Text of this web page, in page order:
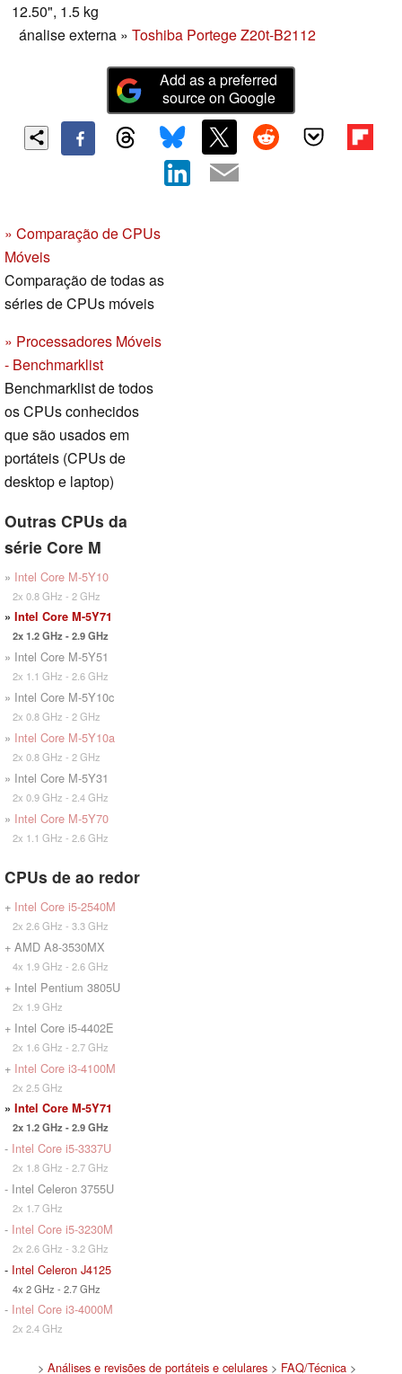
12.50", 1.5 kg
ánalise externa » Toshiba Portege Z20t-B2112
Add as a preferred
source on Google
» Comparação de CPUs
Móveis
Comparação de todas as
séries de CPUs móveis
» Processadores Móveis
- Benchmarklist
Benchmarklist de todos
os CPUs conhecidos
que são usados em
portáteis (CPUs de
desktop e laptop)
Outras CPUs da
série Core M
» Intel Core M-5Y10
2x 0.8 GHz - 2 GHz
» Intel Core M-5Y71
2x 1.2 GHz - 2.9 GHz
» Intel Core M-5Y51
2x 1.1 GHz - 2.6 GHz
» Intel Core M-5Y10c
2x 0.8 GHz - 2 GHz
» Intel Core M-5Y10a
2x 0.8 GHz - 2 GHz
» Intel Core M-5Y31
2x 0.9 GHz - 2.4 GHz
» Intel Core M-5Y70
2x 1.1 GHz - 2.6 GHz
CPUs de ao redor
+ Intel Core i5-2540M
2x 2.6 GHz - 3.3 GHz
+ AMD A8-3530MX
4x 1.9 GHz - 2.6 GHz
+ Intel Pentium 3805U
2x 1.9 GHz
+ Intel Core i5-4402E
2x 1.6 GHz - 2.7 GHz
+ Intel Core i3-4100M
2x 2.5 GHz
» Intel Core M-5Y71
2x 1.2 GHz - 2.9 GHz
- Intel Core i5-3337U
2x 1.8 GHz - 2.7 GHz
- Intel Celeron 3755U
2x 1.7 GHz
- Intel Core i5-3230M
2x 2.6 GHz - 3.2 GHz
- Intel Celeron J4125
4x 2 GHz - 2.7 GHz
- Intel Core i3-4000M
2x 2.4 GHz
> Análises e revisões de portáteis e celulares> FAQ/Técnica>